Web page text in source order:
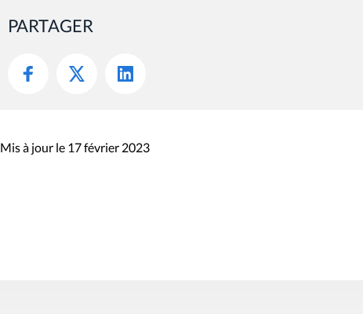
PARTAGER
Mis à jour le 17 février 2023